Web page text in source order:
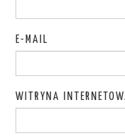
E-MAIL
WITRYNA